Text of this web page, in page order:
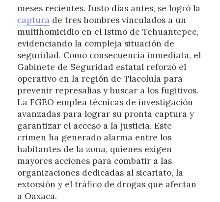
meses recientes. Justo días antes, se logró la
captura de tres hombres vinculados a un
multihomicidio en el Istmo de Tehuantepec,
evidenciando la compleja situación de
seguridad. Como consecuencia inmediata, el
Gabinete de Seguridad estatal reforzó el
operativo en la región de Tlacolula para
prevenir represalias y buscar a los fugitivos.
La FGEO emplea técnicas de investigación
avanzadas para lograr su pronta captura y
garantizar el acceso a la justicia. Este
crimen ha generado alarma entre los
habitantes de la zona, quienes exigen
mayores acciones para combatir a las
organizaciones dedicadas al sicariato, la
extorsión y el tráfico de drogas que afectan
a Oaxaca.